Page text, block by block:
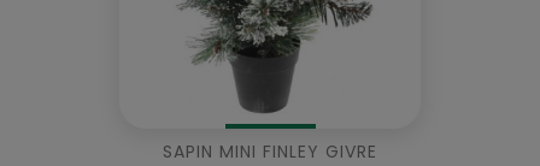
SAPIN MINI FINLEY GIVRE